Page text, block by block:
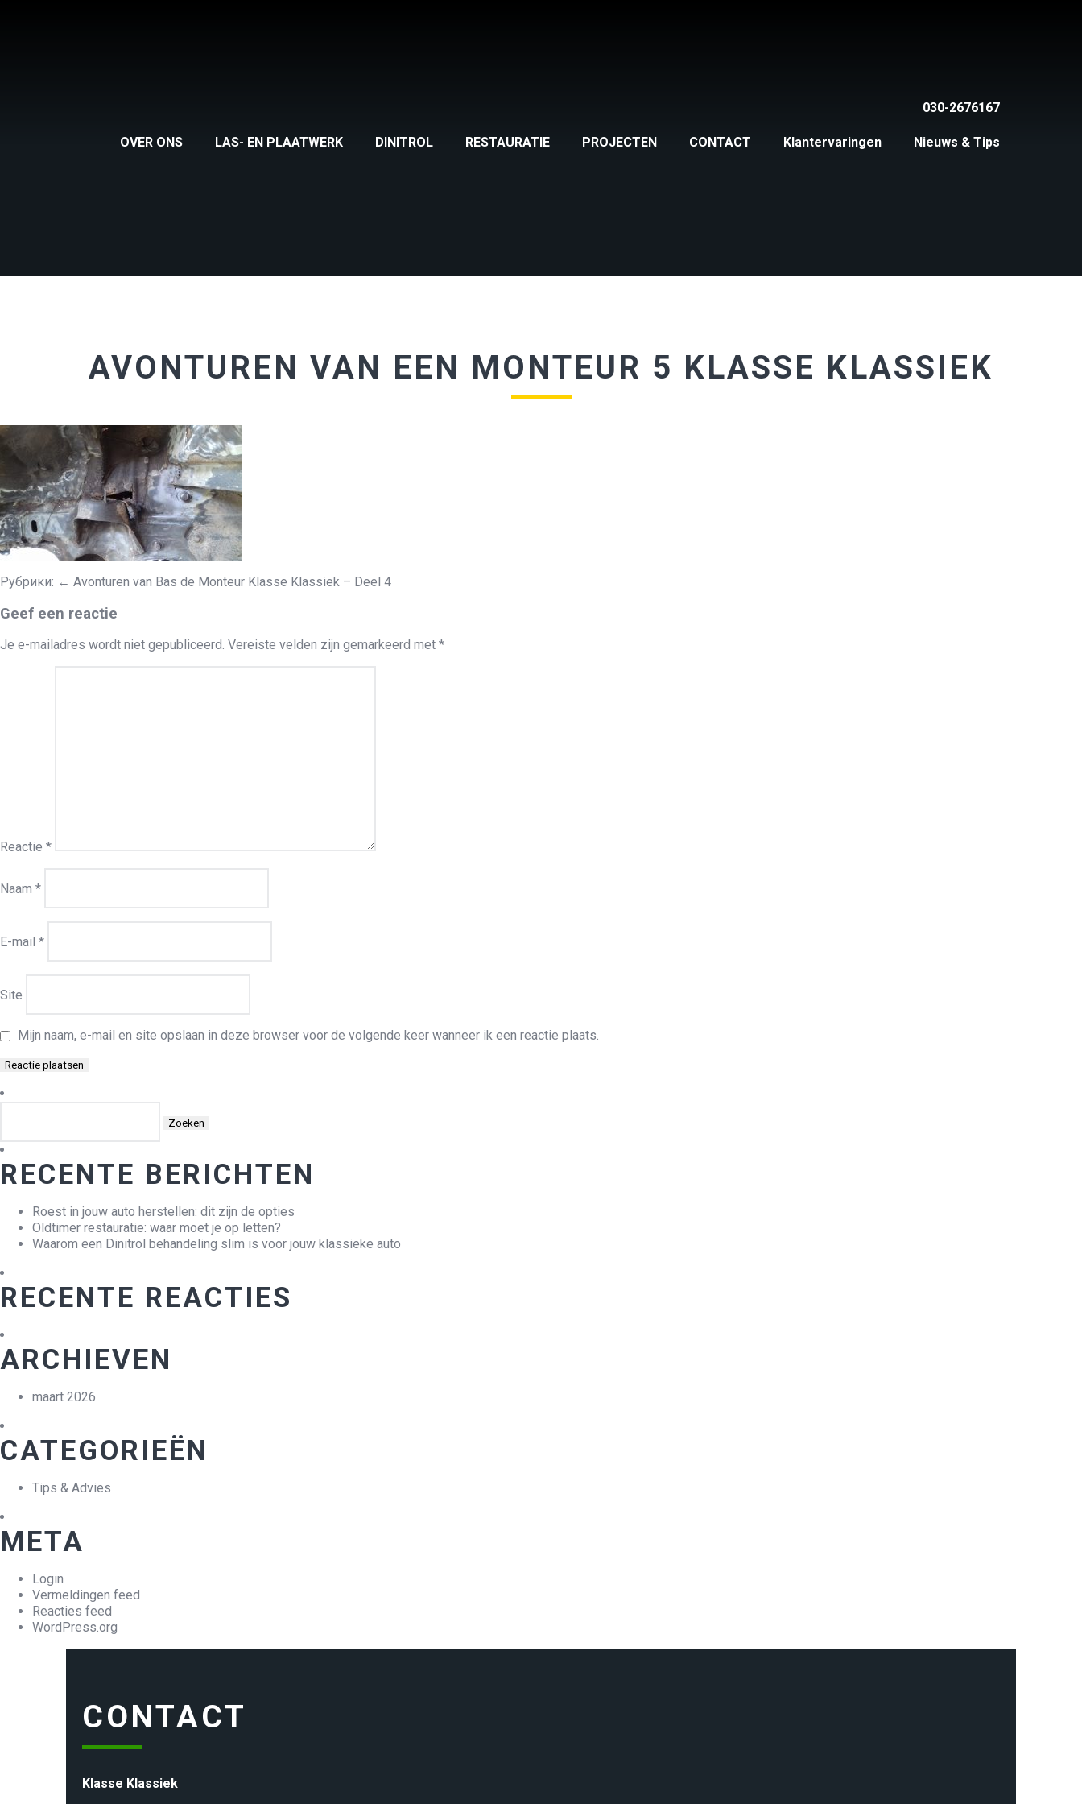
030-2676167
OVER ONS LAS- EN PLAATWERK DINITROL RESTAURATIE PROJECTEN CONTACT Klantervaringen Nieuws & Tips
AVONTUREN VAN EEN MONTEUR 5 KLASSE KLASSIEK
Рубрики: ← Avonturen van Bas de Monteur Klasse Klassiek – Deel 4
Geef een reactie
Je e-mailadres wordt niet gepubliceerd. Vereiste velden zijn gemarkeerd met *
Reactie *
Naam *
E-mail *
Site
Mijn naam, e-mail en site opslaan in deze browser voor de volgende keer wanneer ik een reactie plaats.
RECENTE BERICHTEN
Roest in jouw auto herstellen: dit zijn de opties
Oldtimer restauratie: waar moet je op letten?
Waarom een Dinitrol behandeling slim is voor jouw klassieke auto
RECENTE REACTIES
ARCHIEVEN
maart 2026
CATEGORIEËN
Tips & Advies
META
Login
Vermeldingen feed
Reacties feed
WordPress.org
CONTACT
Klasse Klassiek